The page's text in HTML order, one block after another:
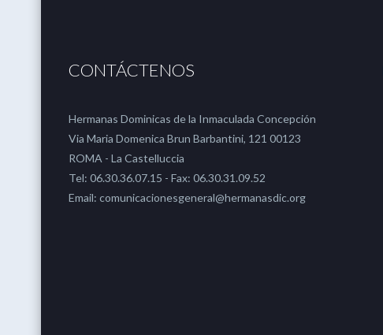
CONTÁCTENOS
Hermanas Dominicas de la Inmaculada Concepción
Via Maria Domenica Brun Barbantini, 121 00123
ROMA - La Castelluccia
Tel: 06.30.36.07.15 - Fax: 06.30.31.09.52
Email: comunicacionesgeneral@hermanasdic.org